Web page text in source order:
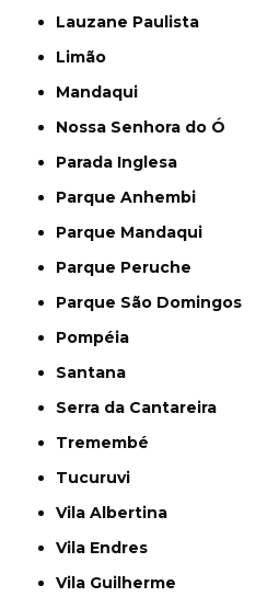
Lauzane Paulista
Limão
Mandaqui
Nossa Senhora do Ó
Parada Inglesa
Parque Anhembi
Parque Mandaqui
Parque Peruche
Parque São Domingos
Pompéia
Santana
Serra da Cantareira
Tremembé
Tucuruvi
Vila Albertina
Vila Endres
Vila Guilherme